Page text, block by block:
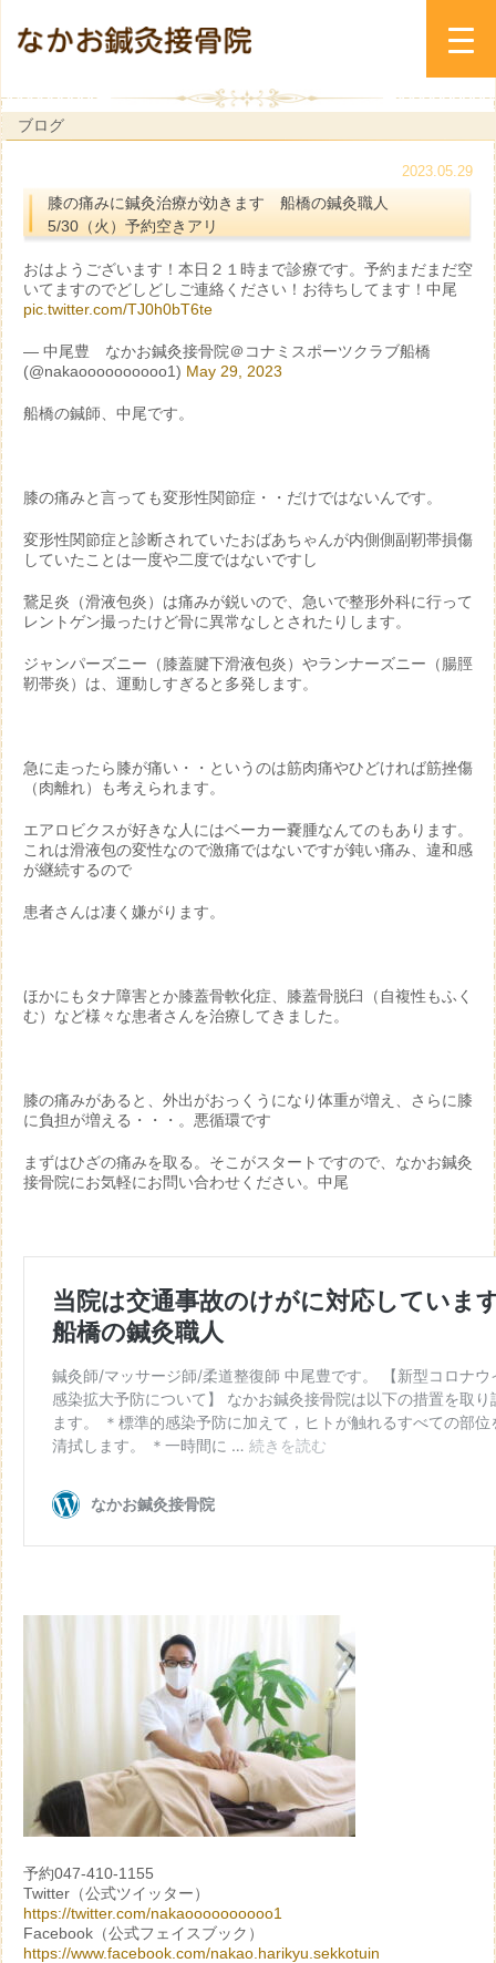
ブログ
2023.05.29
膝の痛みに鍼灸治療が効きます 船橋の鍼灸職人
5/30（火）予約空きアリ
おはようございます！本日２１時まで診療です。予約まだまだ空
いてますのでどしどしご連絡ください！お待ちしてます！中尾
pic.twitter.com/TJ0h0bT6te
— 中尾豊 なかお鍼灸接骨院＠コナミスポーツクラブ船橋
(@nakaoooooooooo1) May 29, 2023
船橋の鍼師、中尾です。
膝の痛みと言っても変形性関節症・・だけではないんです。
変形性関節症と診断されていたおばあちゃんが内側側副靭帯損傷
していたことは一度や二度ではないですし
鵞足炎（滑液包炎）は痛みが鋭いので、急いで整形外科に行って
レントゲン撮ったけど骨に異常なしとされたりします。
ジャンパーズニー（膝蓋腱下滑液包炎）やランナーズニー（腸脛
靭帯炎）は、運動しすぎると多発します。
急に走ったら膝が痛い・・というのは筋肉痛やひどければ筋挫傷
（肉離れ）も考えられます。
エアロビクスが好きな人にはベーカー嚢腫なんてのもあります。
これは滑液包の変性なので激痛ではないですが鈍い痛み、違和感
が継続するので
患者さんは凄く嫌がります。
ほかにもタナ障害とか膝蓋骨軟化症、膝蓋骨脱臼（自複性もふく
む）など様々な患者さんを治療してきました。
膝の痛みがあると、外出がおっくうになり体重が増え、さらに膝
に負担が増える・・・。悪循環です
まずはひざの痛みを取る。そこがスタートですので、なかお鍼灸
接骨院にお気軽にお問い合わせください。中尾
予約047-410-1155
Twitter（公式ツイッター）
https://twitter.com/nakaoooooooooo1
Facebook（公式フェイスブック）
https://www.facebook.com/nakao.harikyu.sekkotuin